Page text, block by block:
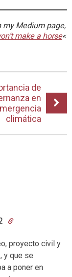
my Medium page,
make a horse«
de
en
climática
proyecto civil y
y que se
a poner en